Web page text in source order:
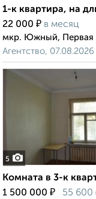
1-к квартира, на
22 000 ₽ в месяц
мкр. Южный, Первая
Агентство, 07.08.2026
5
Комната в 3-к
1 500 000 ₽ 55 600